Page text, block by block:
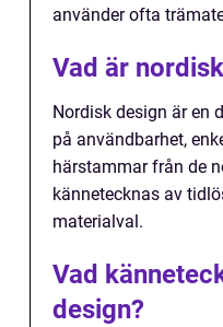
använder ofta
Vad är
Nordisk design är en
på användbarhet,
härstammar från de
kännetecknas av
materialval.
Vad
design?